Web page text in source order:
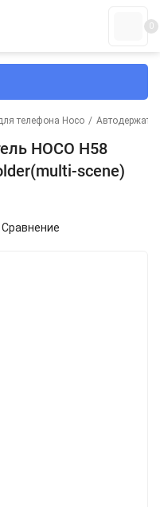
0
телефона Hoco /
HOCO H58
scene)
Сравнение